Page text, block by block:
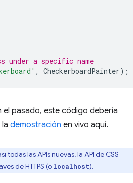
under a specific name
, CheckerboardPainter);
el pasado, este código debería
la demostración en vivo aquí.
todas las APIs nuevas, la API de CSS
de HTTPS (o localhost).